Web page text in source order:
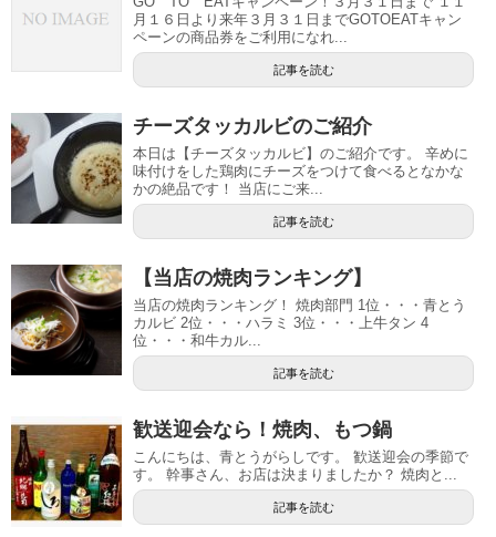
月１６日より来年３月３１日までGOTOEATキャン
ペーンの商品券をご利用になれ...
記事を読む
チーズタッカルビのご紹介
本日は【チーズタッカルビ】のご紹介です。 辛めに
味付けをした鶏肉にチーズをつけて食べるとなかな
かの絶品です！ 当店にご来...
記事を読む
【当店の焼肉ランキング】
当店の焼肉ランキング！ 焼肉部門 1位・・・青とう
カルビ 2位・・・ハラミ 3位・・・上牛タン 4
位・・・和牛カル...
記事を読む
歓送迎会なら！焼肉、もつ鍋
こんにちは、青とうがらしです。 歓送迎会の季節で
す。 幹事さん、お店は決まりましたか？ 焼肉と...
記事を読む